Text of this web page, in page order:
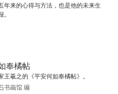
年来的心得与方法，也是他的未来生
奉橘帖
王羲之的《平安何如奉橘帖》。
书画馆 编